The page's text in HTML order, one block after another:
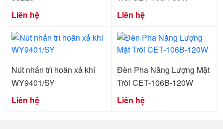
Liên hệ
Liên hệ
Nút nhấn trì hoãn xả khí
WY9401/SY
Liên hệ
Đèn Pha Năng Lượng Mặt
Trời CET-106B-120W
Liên hệ